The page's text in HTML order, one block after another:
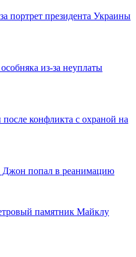
портрет президента Украины
из-за неуплаты
конфликта с охраной на
Джон попал в реанимацию
памятник Майклу